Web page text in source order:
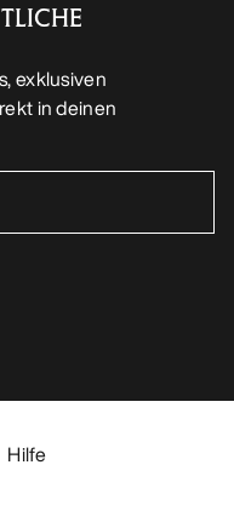
exklusiven
in deinen
Hilfe